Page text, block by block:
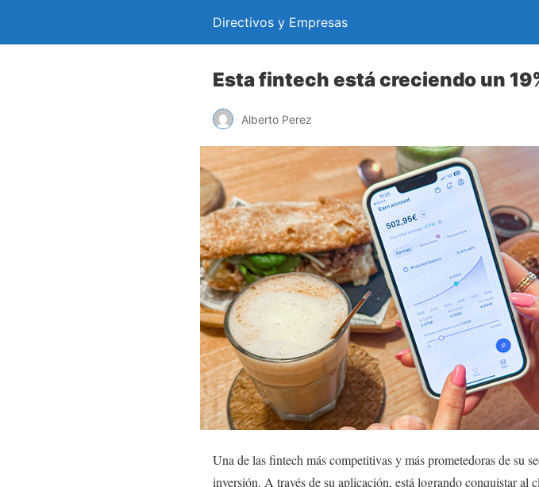
Directivos y Empresas
Esta fintech está creciendo un
Alberto Perez
Una de las fintech más competitivas y más prometedoras de su
inversión. A través de su aplicación, está logrando conquistar al